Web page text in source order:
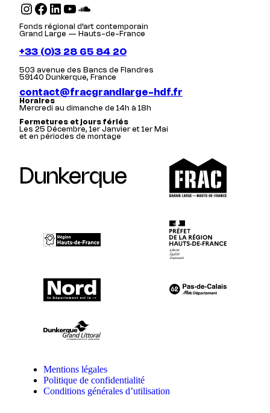
Instagram Facebook LinkedIn YouTube SoundCloud
Fonds régional d’art contemporain
Grand Large — Hauts-de-France
+33 (0)3 28 65 84 20
503 avenue des Bancs de Flandres
59140 Dunkerque, France
contact@fracgrandlarge-hdf.fr
Horaires
Mercredi au dimanche de 14h à 18h
Fermetures et jours fériés
Les 25 Décembre, 1er Janvier et 1er Mai
et en périodes de montage
Dunkerque
Mentions légales
Politique de confidentialité
Conditions générales d’utilisation